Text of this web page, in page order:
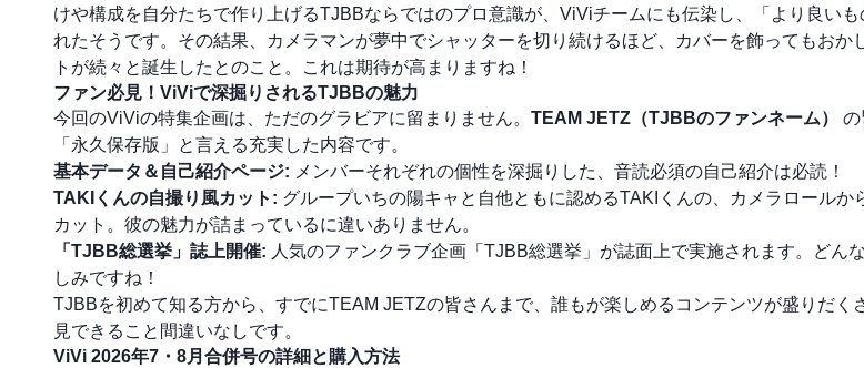
けや構成を自分たちで作り上げるTJBBならではのプロ意識が、ViViチームにも伝染し、「より良い
れたそうです。その結果、カメラマンが夢中でシャッターを切り続けるほど、カバーを飾ってもおか
トが続々と誕生したとのこと。これは期待が高まりますね！
ファン必見！ViViで深掘りされるTJBBの魅力
今回のViViの特集企画は、ただのグラビアに留まりません。 TEAM JETZ（TJBBのファンネーム）
の
「永久保存版」と言える充実した内容です。
基本データ＆自己紹介ページ: メンバーそれぞれの個性を深掘りした、音読必須の自己紹介は必読！
TAKIくんの自撮り風カット: グループいちの陽キャと自他ともに認めるTAKIくんの、カメラロールか
カット。彼の魅力が詰まっているに違いありません。
「TJBB総選挙」誌上開催: 人気のファンクラブ企画「TJBB総選挙」が誌面上で実施されます。どん
しみですね！
TJBBを初めて知る方から、すでにTEAM JETZの皆さんまで、誰もが楽しめるコンテンツが盛りだく
見できること間違いなしです。
ViVi 2026年7・8月合併号の詳細と購入方法